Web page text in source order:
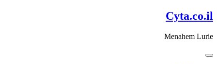
דלג
לתוכן
Cyta.co.il
Menahem Lurie